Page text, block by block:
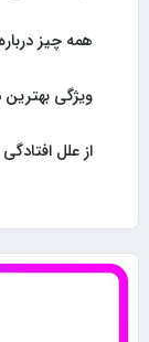
همه چیز
ویژگی بهترین
از علل